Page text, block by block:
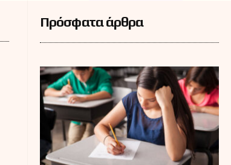
Πρόσφατα άρθρα